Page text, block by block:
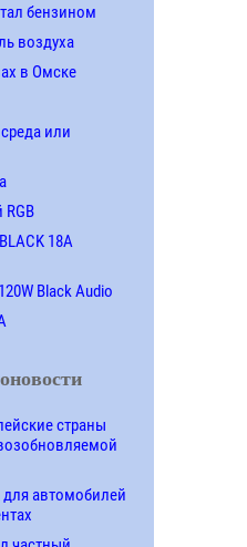
бензином
воздуха
в Омске
или
18A
Black Audio
страны
автомобилей